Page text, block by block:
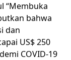
“Membuka
bahwa
dan
US$ 250
COVID-19